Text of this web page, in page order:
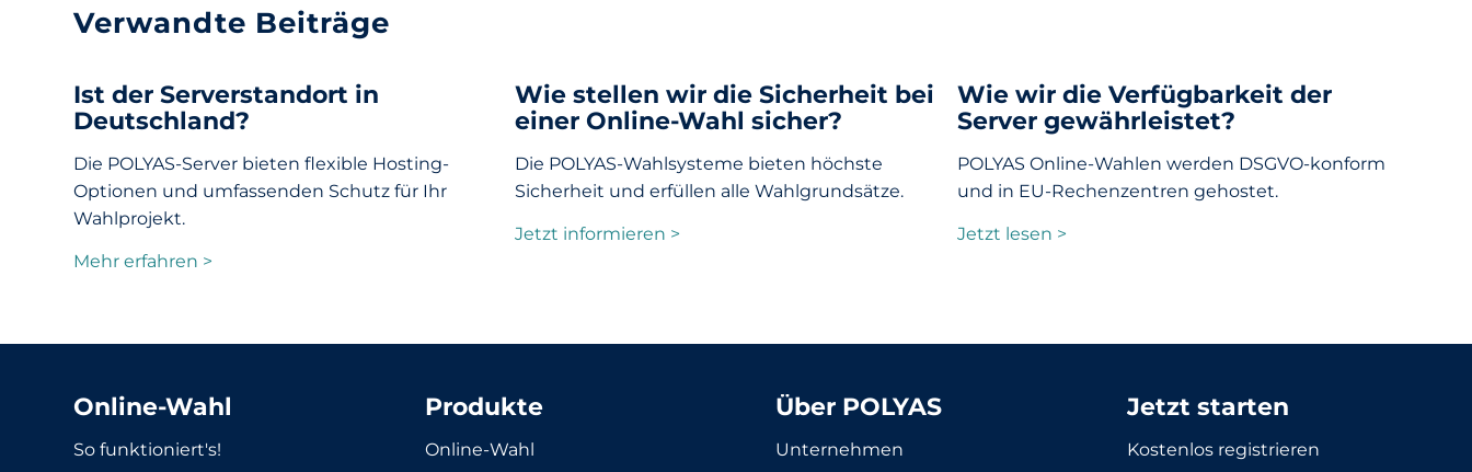
Verwandte Beiträge
Ist der Serverstandort in
Deutschland?
Die POLYAS-Server bieten flexible Hosting-
Optionen und umfassenden Schutz für Ihr
Wahlprojekt.
Mehr erfahren >
Wie stellen wir die Sicherheit bei
einer Online-Wahl sicher?
Die POLYAS-Wahlsysteme bieten höchste
Sicherheit und erfüllen alle Wahlgrundsätze.
Jetzt informieren >
Wie wir die Verfügbarkeit der
Server gewährleistet?
POLYAS Online-Wahlen werden DSGVO-konform
und in EU-Rechenzentren gehostet.
Jetzt lesen >
Online-Wahl
So funktioniert's!
Produkte
Online-Wahl
Über POLYAS
Unternehmen
Jetzt starten
Kostenlos registrieren